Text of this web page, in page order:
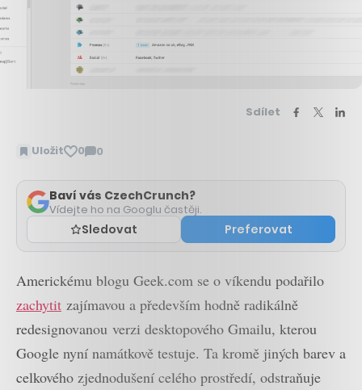
Sdílet
Uložit 0 0
Zobrazit
Baví vás CzechCrunch?
Vídejte ho na Googlu častěji.
Sledovat Preferovat
Americkému blogu Geek.com se o víkendu podařilo
zachytit zajímavou a především hodně radikálně
redesignovanou verzi desktopového Gmailu, kterou
Google nyní namátkově testuje. Ta kromě jiných barev a
celkového zjednodušení celého prostředí, odstraňuje